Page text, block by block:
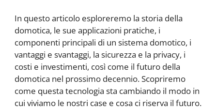
In questo articolo esploreremo la storia della
domotica, le sue applicazioni pratiche, i
componenti principali di un sistema domotico, i
vantaggi e svantaggi, la sicurezza e la privacy, i
costi e investimenti, così come il futuro della
domotica nel prossimo decennio. Scopriremo
come questa tecnologia sta cambiando il modo in
cui viviamo le nostri case e cosa ci riserva il futuro.